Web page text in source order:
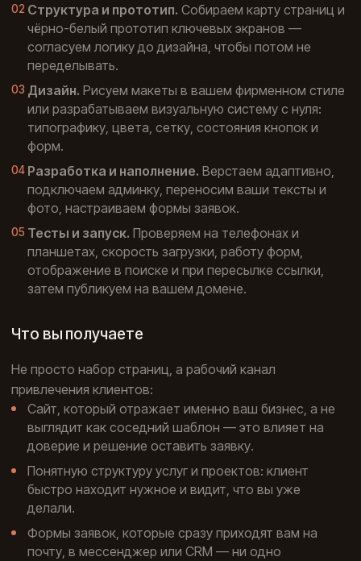
Структура и прототип. Собираем карту страниц и
чёрно-белый прототип ключевых экранов —
согласуем логику до дизайна, чтобы потом не
переделывать.
Дизайн. Рисуем макеты в вашем фирменном стиле
или разрабатываем визуальную систему с нуля:
типографику, цвета, сетку, состояния кнопок и
форм.
Разработка и наполнение. Верстаем адаптивно,
подключаем админку, переносим ваши тексты и
фото, настраиваем формы заявок.
Тесты и запуск. Проверяем на телефонах и
планшетах, скорость загрузки, работу форм,
отображение в поиске и при пересылке ссылки,
затем публикуем на вашем домене.
Что вы получаете
Не просто набор страниц, а рабочий канал
привлечения клиентов:
Сайт, который отражает именно ваш бизнес, а не
выглядит как соседний шаблон — это влияет на
доверие и решение оставить заявку.
Понятную структуру услуг и проектов: клиент
быстро находит нужное и видит, что вы уже
делали.
Формы заявок, которые сразу приходят вам на
почту, в мессенджер или CRM — ни одно